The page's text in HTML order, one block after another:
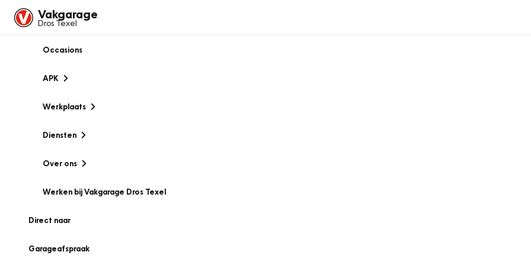
Vakgarage
Dros Texel
Occasions
APK
Werkplaats
Diensten
Over ons
Werken bij Vakgarage Dros Texel
Direct naar
Garageafspraak